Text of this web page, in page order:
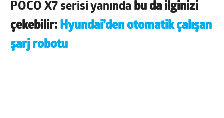
POCO X7 serisi yanında bu da ilginizi
çekebilir: Hyundai’den otomatik çalışan
şarj robotu